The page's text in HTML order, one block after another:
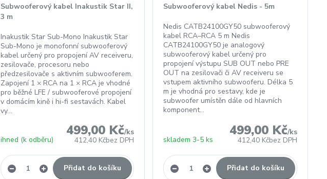
Subwooferový kabel Inakustik Star II,
3 m
Inakustik Star Sub-Mono Inakustik Star
Sub-Mono je monofonní subwooferový
kabel určený pro propojení AV receiveru,
zesilovače, procesoru nebo
předzesilovače s aktivním subwooferem.
Zapojení 1 × RCA na 1 × RCA je vhodné
pro běžné LFE / subwooferové propojení
v domácím kině i hi-fi sestavách. Kabel
vy...
499,00 Kč/ks
412,40 Kčbez DPH
ihned (k odběru)
Přidat do košíku
Subwooferový kabel Nedis - 5m
Nedis CATB24100GY50 subwooferový
kabel RCA–RCA 5 m Nedis
CATB24100GY50 je analogový
subwooferový kabel určený pro
propojení výstupu SUB OUT nebo PRE
OUT na zesilovači či AV receiveru se
vstupem aktivního subwooferu. Délka 5
m je vhodná pro sestavy, kde je
subwoofer umístěn dále od hlavních
komponent...
499,00 Kč/ks
412,40 Kčbez DPH
skladem 3-5 ks
Přidat do košíku